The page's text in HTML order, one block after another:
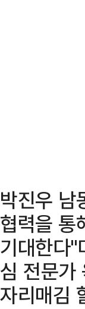
박진우 남
협력을 통
기대한다
심 전문가
자리매김